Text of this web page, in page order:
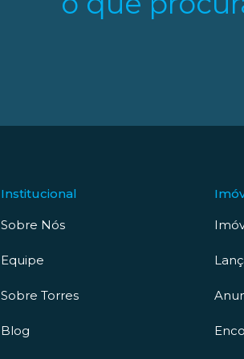
Institucional
Sobre Nós
Equipe
Sobre Torres
Blog